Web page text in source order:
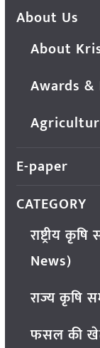
About Us
About
Awards
E-paper
CATEGORY
राष्ट्रीय
News)
राज्य कृषि
फसल की